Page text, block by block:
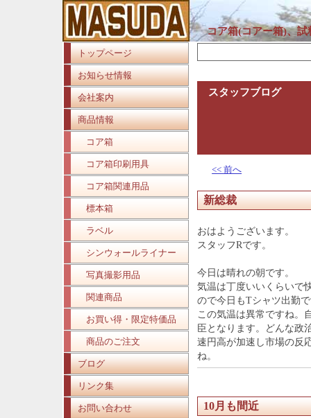
コア箱(コアー箱)、
トップページ
お知らせ情報
会社案内
商品情報
コア箱
コア箱印刷用具
コア箱関連用品
標本箱
ラベル
シンウォールライナー
写真撮影用品
関連商品
お買い得・限定特価品
商品のご注文
ブログ
リンク集
お問い合わせ
スタッフブログ
<< 前へ
新総裁
おはようございます。
スタッフRです。
今日は晴れの朝です。
気温は丁度いいくらいで
ので今日もTシャツ出勤
この気温は異常ですね。
臣となります。どんな政
速円高が加速し市場の反
ね。
10月も間近